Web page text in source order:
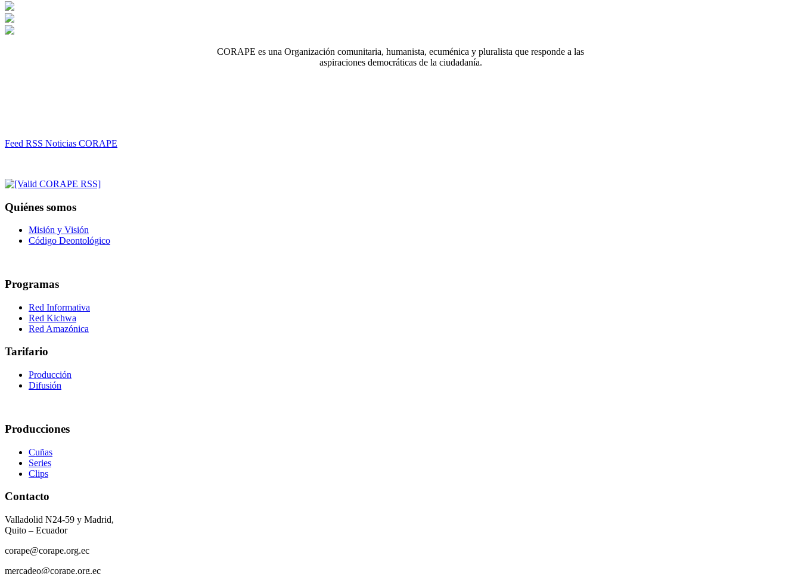
CORAPE es una Organización comunitaria, humanista, ecuménica y pluralista que responde a las
aspiraciones democráticas de la ciudadanía.
Feed RSS Noticias CORAPE
Quiénes somos
Misión y Visión
Código Deontológico
Programas
Red Informativa
Red Kichwa
Red Amazónica
Tarifario
Producción
Difusión
Producciones
Cuñas
Series
Clips
Contacto
Valladolid N24-59 y Madrid,
Quito – Ecuador
corape@corape.org.ec
mercadeo@corape.org.ec